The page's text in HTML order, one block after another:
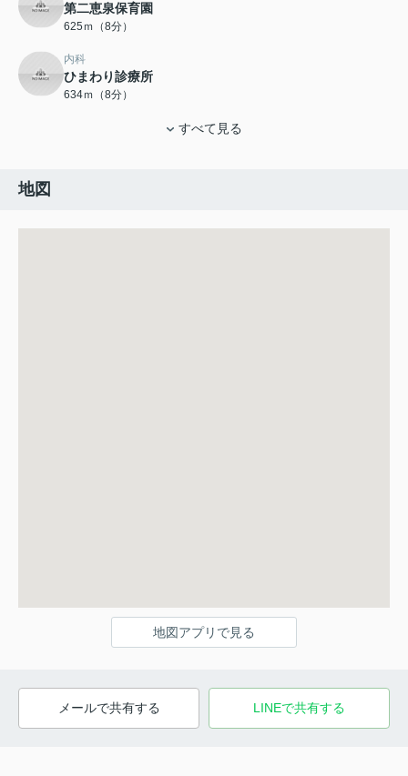
第二恵泉保育園
625ｍ（8分）
内科
ひまわり診療所
634ｍ（8分）
すべて見る
地図
地図アプリで見る
メールで共有する LINEで共有する